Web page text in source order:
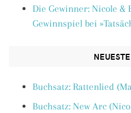
Die Gewinner: Nicole &
Gewinnspiel bei
Buchsatz: Rattenlied
Buchsatz: New Arc